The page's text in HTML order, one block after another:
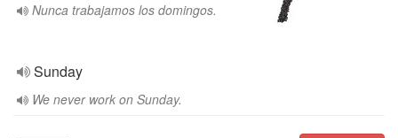
Nunca trabajamos los domingos.
Sunday
We never work on Sunday.